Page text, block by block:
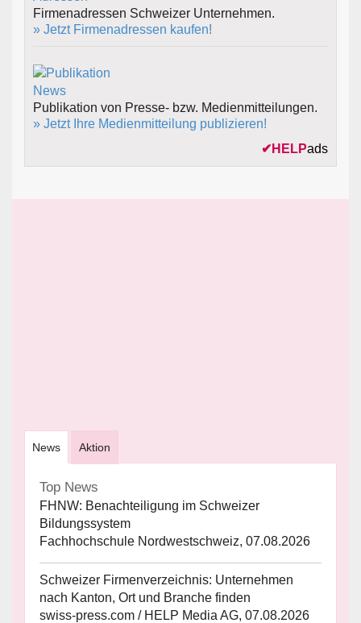
Firmenadressen Schweizer Unternehmen.
» Jetzt Firmenadressen kaufen!
Publikation von Presse- bzw. Medienmitteilungen.
» Jetzt Ihre Medienmitteilung publizieren!
✔ HELPads
News Aktion
Top News
FHNW: Benachteiligung im Schweizer
Bildungssystem
Fachhochschule Nordwestschweiz, 07.08.2026
Schweizer Firmenverzeichnis: Unternehmen
nach Kanton, Ort und Branche finden
swiss-press.com / HELP Media AG, 07.08.2026